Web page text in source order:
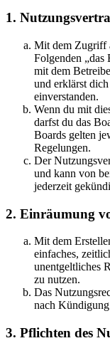
1.
Mit dem Zugriff
Folgenden „das
mit dem
und erklärst
einverstanden.
Wenn du mit
darfst du das
Boards gelten
Regelungen.
Der
und kann von
jederzeit
2. Einräumung
Mit dem
einfaches,
unentgeltliches
zu nutzen.
Das
nach Kündigung
3. Pflichten des